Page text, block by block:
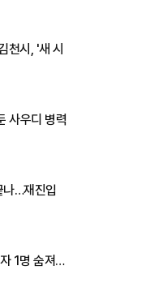
천시, '새 시
사우디 병력
나…재진입
1명 숨져…